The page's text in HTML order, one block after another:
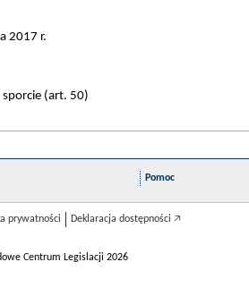
2017 r.
sporcie (art. 50)
Pomoc
prywatności Deklaracja dostępności 🡥
Centrum Legislacji 2026